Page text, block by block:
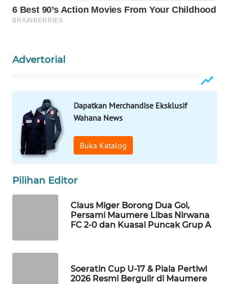
Advertorial
Dapatkan Merchandise Eksklusif
Wahana News
Buka Katalog
Pilihan Editor
Claus Miger Borong Dua Gol,
Persami Maumere Libas Nirwana
FC 2-0 dan Kuasai Puncak Grup A
Soeratin Cup U-17 & Piala Pertiwi
2026 Resmi Bergulir di Maumere
WALINKI
ID
ID
PLN
WATCH
MKLI